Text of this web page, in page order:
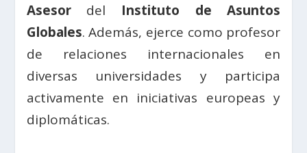
Asesordel Instituto de Asuntos
Globales. Además, ejerce como profesor
de relaciones internacionales en
diversas universidades y participa
activamente en iniciativas europeas y
diplomáticas.